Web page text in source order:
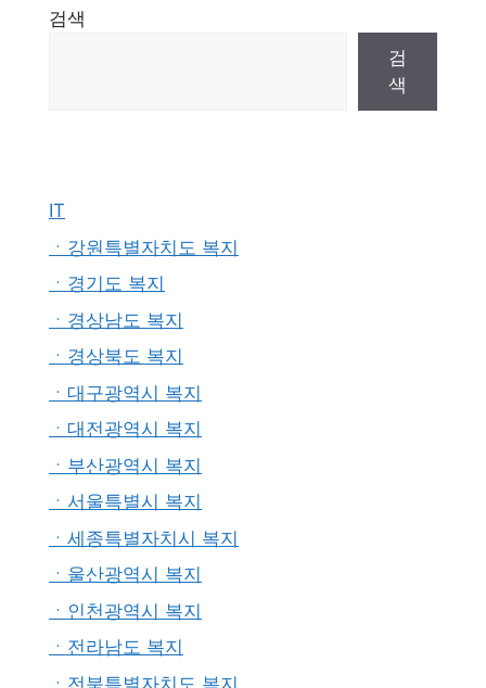
검색
검
색
IT
ㆍ강원특별자치도 복지
ㆍ경기도 복지
ㆍ경상남도 복지
ㆍ경상북도 복지
ㆍ대구광역시 복지
ㆍ대전광역시 복지
ㆍ부산광역시 복지
ㆍ서울특별시 복지
ㆍ세종특별자치시 복지
ㆍ울산광역시 복지
ㆍ인천광역시 복지
ㆍ전라남도 복지
ㆍ전북특별자치도 복지